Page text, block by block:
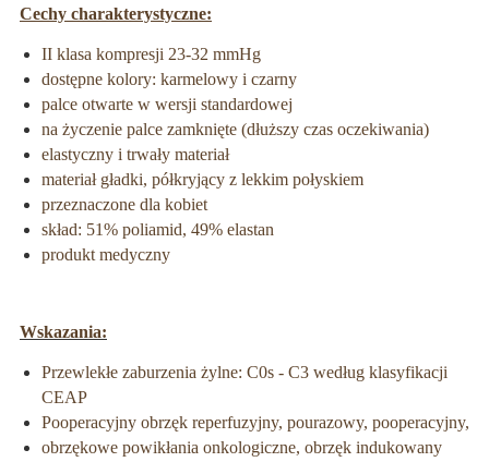
Cechy charakterystyczne:
II klasa kompresji 23-32 mmHg
dostępne kolory: karmelowy i czarny
palce otwarte w wersji standardowej
na życzenie palce zamknięte (dłuższy czas oczekiwania)
elastyczny i trwały materiał
materiał gładki, półkryjący z lekkim połyskiem
przeznaczone dla kobiet
skład: 51% poliamid, 49% elastan
produkt medyczny
Wskazania:
Przewlekłe zaburzenia żylne: C0s - C3 według klasyfikacji
CEAP
Pooperacyjny obrzęk reperfuzyjny, pourazowy, pooperacyjny,
obrzękowe powikłania onkologiczne, obrzęk indukowany